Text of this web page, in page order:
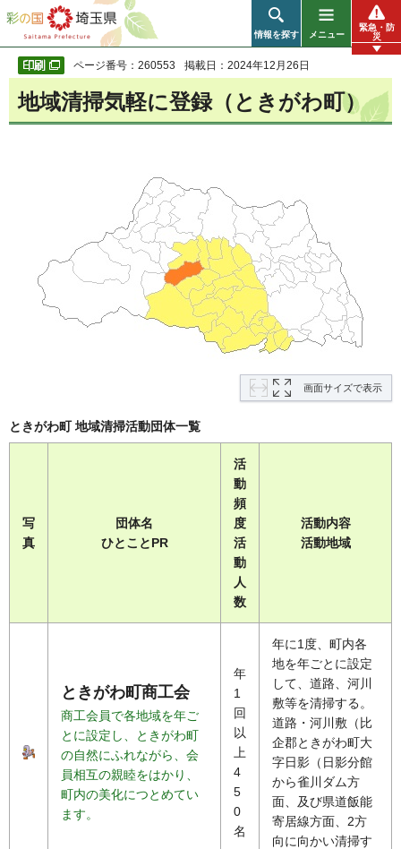
彩の国 埼玉県
情報を探す メニュー
緊急・防
災
ページ番号：260553 掲載日：2024年12月26日
地域清掃気軽に登録（ときがわ町）
画面サイズで表示
ときがわ町 地域清掃活動団体一覧
写
真
団体名
ひとことPR
活
動
頻
度
活
動
人
数
活動内容
活動地域
ときがわ町商工会
商工会員で各地域を年ご
とに設定し、ときがわ町
の自然にふれながら、会
員相互の親睦をはかり、
町内の美化につとめてい
ます。
年
1
回
以
上
4
5
0
名
年に1度、町内各
地を年ごとに設定
して、道路、河川
敷等を清掃する。
道路・河川敷（比
企郡ときがわ町大
字日影（日影分館
から雀川ダム方
面、及び県道飯能
寄居線方面、2方
向に向かい清掃す